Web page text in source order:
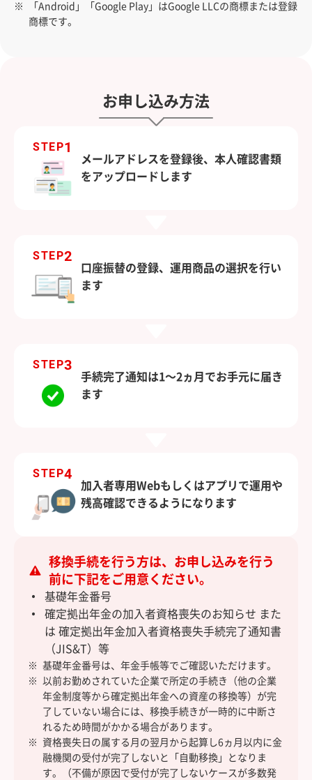
「Android」「Google Play」はGoogle LLCの商標または登録
商標です。
お申し込み方法
STEP1
メールアドレスを登録後、本人確認書類
をアップロードします
STEP2
口座振替の登録、運用商品の選択を行い
ます
STEP3
手続完了通知は1～2ヵ月でお手元に届き
ます
STEP4
加入者専用Webもしくはアプリで運用や
残高確認できるようになります
移換手続を行う方は、お申し込みを行う
前に下記をご用意ください。
基礎年金番号
確定拠出年金の加入者資格喪失のお知らせ また
は 確定拠出年金加入者資格喪失手続完了通知書
（JIS&T）等
基礎年金番号は、年金手帳等でご確認いただけます。
以前お勤めされていた企業で所定の手続き（他の企業
年金制度等から確定拠出年金への資産の移換等）が完
了していない場合には、移換手続きが一時的に中断さ
れるため時間がかかる場合があります。
資格喪失日の属する月の翌月から起算し6ヵ月以内に金
融機関の受付が完了しないと「自動移換」となりま
す。（不備が原因で受付が完了しないケースが多数発